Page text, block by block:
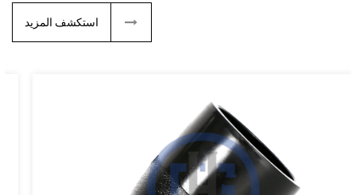
استكشف المزيد